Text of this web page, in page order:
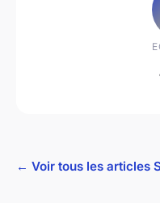
← Voir tous les articles